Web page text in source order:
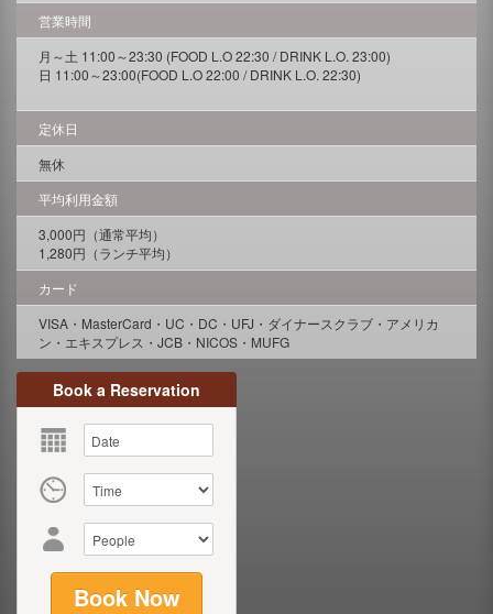
営業時間
月～土 11:00～23:30 (FOOD L.O 22:30 / DRINK L.O. 23:00)
日 11:00～23:00(FOOD L.O 22:00 / DRINK L.O. 22:30)
定休日
無休
平均利用金額
3,000円（通常平均）
1,280円（ランチ平均）
カード
VISA・MasterCard・UC・DC・UFJ・ダイナースクラブ・アメリカ
ン・エキスプレス・JCB・NICOS・MUFG
Book a Reservation